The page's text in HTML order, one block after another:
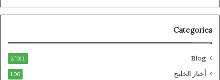
Categories
Blog 2٬011
أخبار الخليج 100